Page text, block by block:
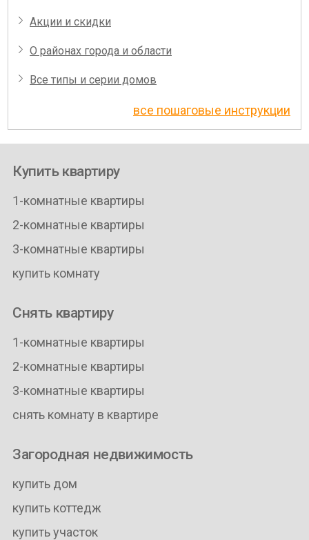
Акции и скидки
О районах города и области
Все типы и серии домов
все пошаговые инструкции
Купить квартиру
1-комнатные квартиры
2-комнатные квартиры
3-комнатные квартиры
купить комнату
Снять квартиру
1-комнатные квартиры
2-комнатные квартиры
3-комнатные квартиры
снять комнату в квартире
Загородная недвижимость
купить дом
купить коттедж
купить участок